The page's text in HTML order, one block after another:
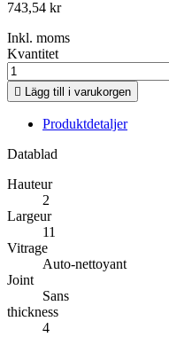
743,54 kr
Inkl. moms
Kvantitet
 Lägg till i varukorgen
Produktdetaljer
Datablad
Hauteur
2
Largeur
11
Vitrage
Auto-nettoyant
Joint
Sans
thickness
4